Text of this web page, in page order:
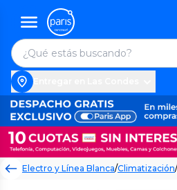
Electro y Línea Blanca/Climatización/